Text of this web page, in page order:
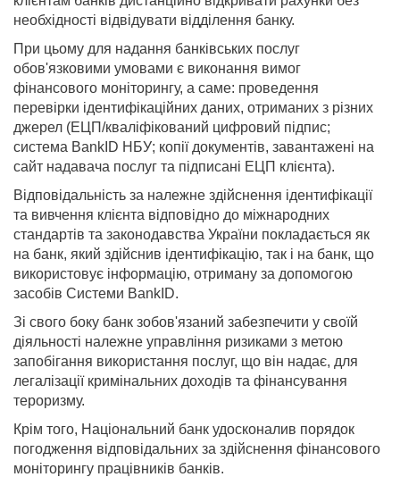
необхідності відвідувати відділення банку.
При цьому для надання банківських послуг
обов'язковими умовами є виконання вимог
фінансового моніторингу, а саме: проведення
перевірки ідентифікаційних даних, отриманих з різних
джерел (ЕЦП/кваліфікований цифровий підпис;
система BankID НБУ; копії документів, завантажені на
сайт надавача послуг та підписані ЕЦП клієнта).
Відповідальність за належне здійснення ідентифікації
та вивчення клієнта відповідно до міжнародних
стандартів та законодавства України покладається як
на банк, який здійснив ідентифікацію, так і на банк, що
використовує інформацію, отриману за допомогою
засобів Системи BankID.
Зі свого боку банк зобов'язаний забезпечити у своїй
діяльності належне управління ризиками з метою
запобігання використання послуг, що він надає, для
легалізації кримінальних доходів та фінансування
тероризму.
Крім того, Національний банк удосконалив порядок
погодження відповідальних за здійснення фінансового
моніторингу працівників банків.